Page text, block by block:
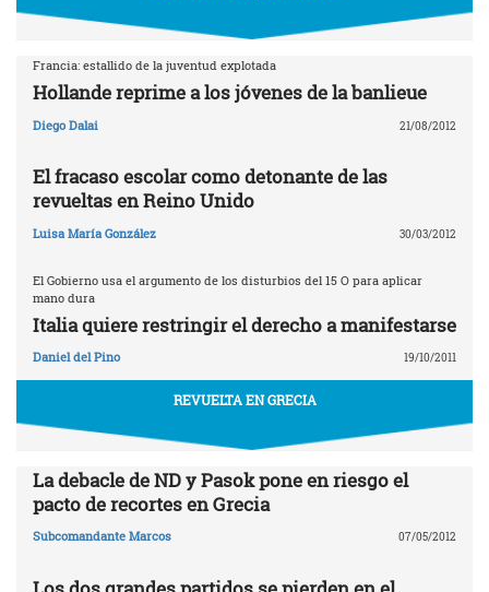
Francia: estallido de la juventud explotada
Hollande reprime a los jóvenes de la banlieue
Diego Dalai 21/08/2012
El fracaso escolar como detonante de las
revueltas en Reino Unido
Luisa María González 30/03/2012
El Gobierno usa el argumento de los disturbios del 15 O para aplicar
mano dura
Italia quiere restringir el derecho a manifestarse
Daniel del Pino 19/10/2011
REVUELTA EN GRECIA
La debacle de ND y Pasok pone en riesgo el
pacto de recortes en Grecia
Subcomandante Marcos 07/05/2012